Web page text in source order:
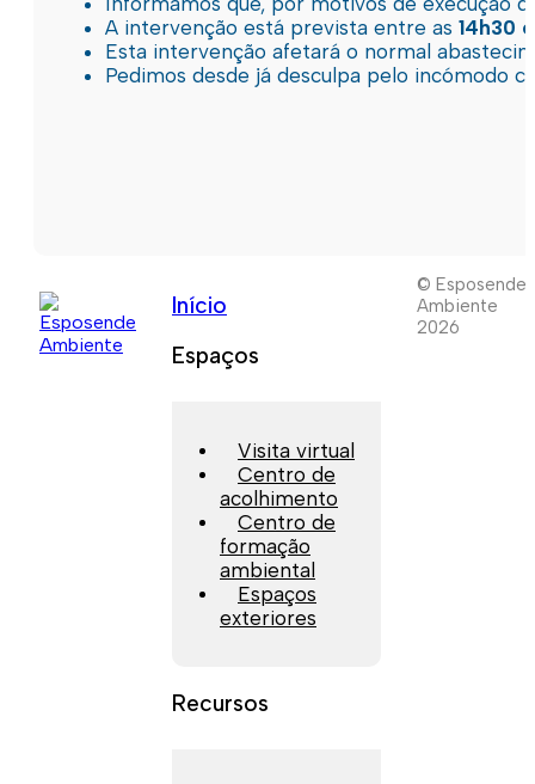
A intervenção está prevista entre as 14h30
Esta intervenção afetará o normal
Pedimos desde já desculpa pelo incómodo
Início
Espaços
Visita virtual
Centro de
acolhimento
Centro de
formação
ambiental
Espaços
exteriores
Recursos
© Esposende
Ambiente
2026